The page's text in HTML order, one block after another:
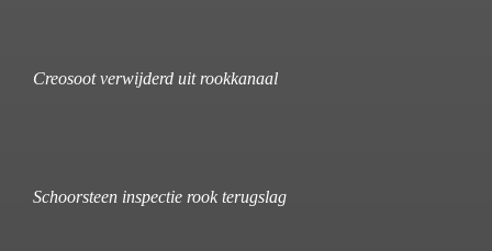
Creosoot verwijderd uit rookkanaal
Schoorsteen inspectie rook terugslag